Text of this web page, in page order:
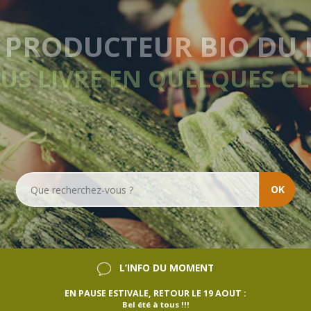
SANS ENGAGEMENT
OK
L’INFO DU MOMENT
EN PAUSE ESTIVALE, RETOUR LE 19 AOUT :
Bel été à tous !!!